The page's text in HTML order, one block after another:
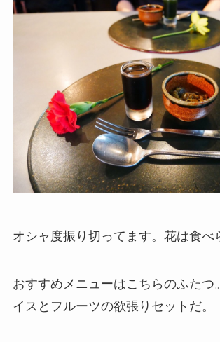
オシャ度振り切ってます。花は食べ
おすすめメニューはこちらのふたつ
イスとフルーツの欲張りセットだ。